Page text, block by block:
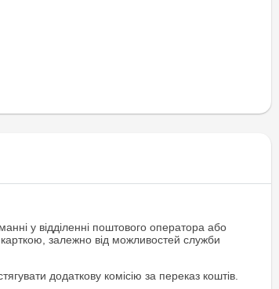
у відділенні поштового оператора або
залежно від можливостей служби
додаткову комісію за переказ коштів.